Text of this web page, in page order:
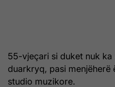
55-vjeçari si duket nuk
duarkryq, pasi menjëherë
studio muzikore.